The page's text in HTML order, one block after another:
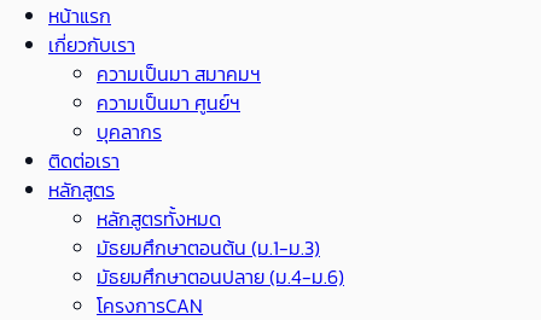
หน้าแรก
เกี่ยวกับเรา
ความเป็นมา สมาคมฯ
ความเป็นมา ศูนย์ฯ
บุคลากร
ติดต่อเรา
หลักสูตร
หลักสูตรทั้งหมด
มัธยมศึกษาตอนต้น (ม.1-ม.3)
มัธยมศึกษาตอนปลาย (ม.4-ม.6)
โครงการCAN